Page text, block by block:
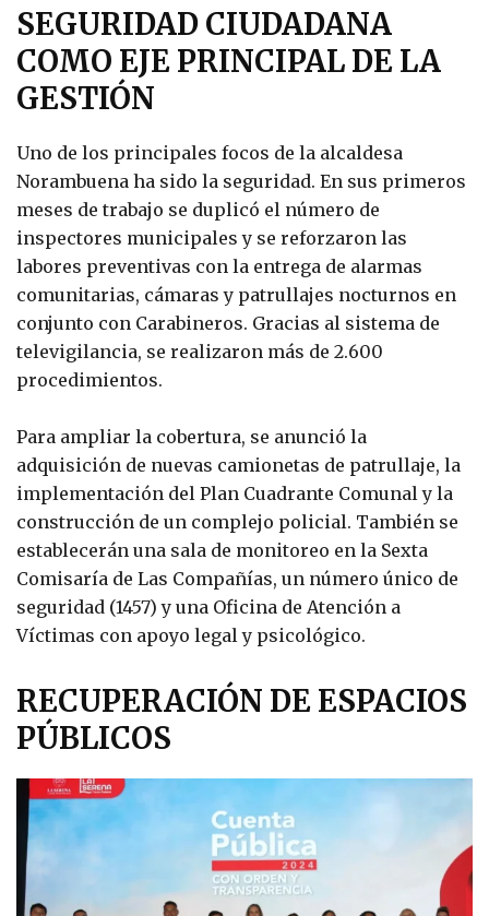
SEGURIDAD CIUDADANA
COMO EJE PRINCIPAL DE LA
GESTIÓN
Uno de los principales focos de la alcaldesa
Norambuena ha sido la seguridad. En sus primeros
meses de trabajo se duplicó el número de
inspectores municipales y se reforzaron las
labores preventivas con la entrega de alarmas
comunitarias, cámaras y patrullajes nocturnos en
conjunto con Carabineros. Gracias al sistema de
televigilancia, se realizaron más de 2.600
procedimientos.
Para ampliar la cobertura, se anunció la
adquisición de nuevas camionetas de patrullaje, la
implementación del Plan Cuadrante Comunal y la
construcción de un complejo policial. También se
establecerán una sala de monitoreo en la Sexta
Comisaría de Las Compañías, un número único de
seguridad (1457) y una Oficina de Atención a
Víctimas con apoyo legal y psicológico.
RECUPERACIÓN DE ESPACIOS
PÚBLICOS